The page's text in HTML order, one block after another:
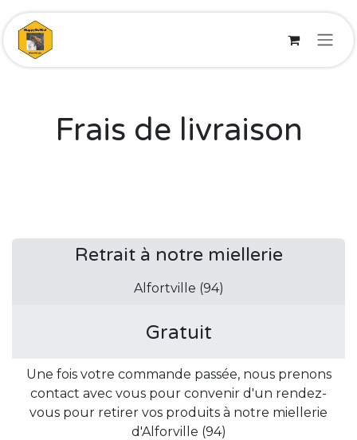
Se rendre au contenu
Frais de livraison
Retrait à notre miellerie
Alfortville (94)
Gratuit
Une fois votre commande passée, nous prenons
contact avec vous pour convenir d'un rendez-
vous pour retirer vos produits à notre miellerie
d'Alforville (94)